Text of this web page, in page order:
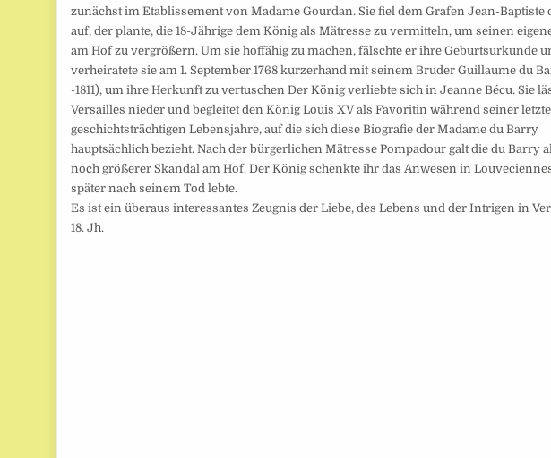
zunächst im Etablissement von Madame Gourdan. Sie fiel dem Grafen Jean-Baptiste
auf, der plante, die 18-Jährige dem König als Mätresse zu vermitteln, um seinen
am Hof zu vergrößern. Um sie hoffähig zu machen, fälschte er ihre Geburtsurkunde
verheiratete sie am 1. September 1768 kurzerhand mit seinem Bruder Guillaume du
-1811), um ihre Herkunft zu vertuschen Der König verliebte sich in Jeanne Bécu. Sie
Versailles nieder und begleitet den König Louis XV als Favoritin während seiner
geschichtsträchtigen Lebensjahre, auf die sich diese Biografie der Madame du Barry
hauptsächlich bezieht. Nach der bürgerlichen Mätresse Pompadour galt die du Barry
noch größerer Skandal am Hof. Der König schenkte ihr das Anwesen in
später nach seinem Tod lebte.
Es ist ein überaus interessantes Zeugnis der Liebe, des Lebens und der Intrigen in
18. Jh.